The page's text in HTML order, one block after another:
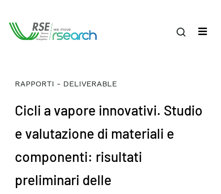
RAPPORTI - DELIVERABLE
Cicli a vapore innovativi. Studio
e valutazione di materiali e
componenti: risultati
preliminari delle